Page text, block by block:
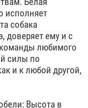
исполняет
собака
доверяет ему и с
любимого
силы по
и к любой другой,
Высота в